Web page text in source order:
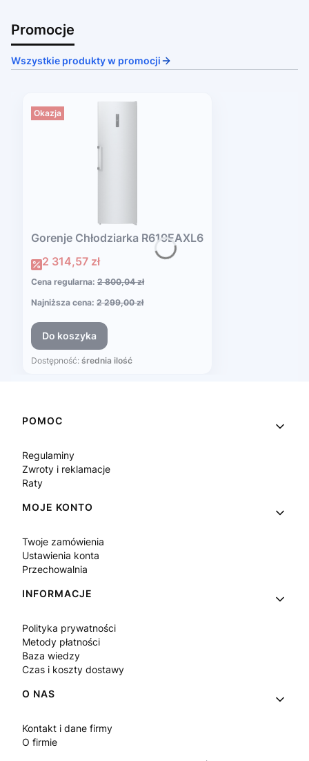
Promocje
Wszystkie produkty w promocji
Okazja
Gorenje Chłodziarka R619EAXL6
Cena promocyjna
2 314,57 zł
Cena regularna: 2 800,04 zł
Najniższa cena: 2 299,00 zł
Do koszyka
Dostępność: średnia ilość
Linki w stopce
POMOC
Regulaminy
Zwroty i reklamacje
Raty
MOJE KONTO
Twoje zamówienia
Ustawienia konta
Przechowalnia
INFORMACJE
Polityka prywatności
Metody płatności
Baza wiedzy
Czas i koszty dostawy
O NAS
Kontakt i dane firmy
O firmie